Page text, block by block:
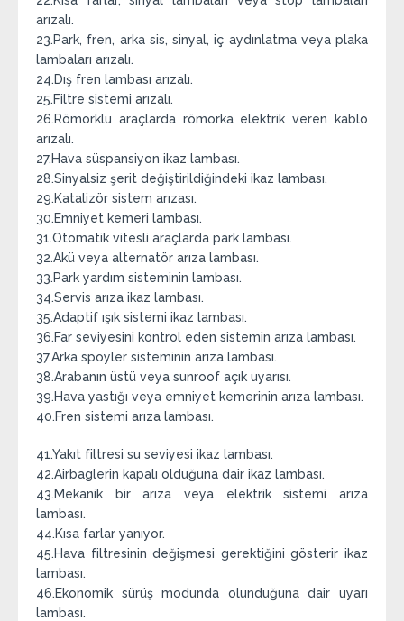
arızalı.
23.Park, fren, arka sis, sinyal, iç aydınlatma veya plaka
lambaları arızalı.
24.Dış fren lambası arızalı.
25.Filtre sistemi arızalı.
26.Römorklu araçlarda römorka elektrik veren kablo
arızalı.
27.Hava süspansiyon ikaz lambası.
28.Sinyalsiz şerit değiştirildiğindeki ikaz lambası.
29.Katalizör sistem arızası.
30.Emniyet kemeri lambası.
31.Otomatik vitesli araçlarda park lambası.
32.Akü veya alternatör arıza lambası.
33.Park yardım sisteminin lambası.
34.Servis arıza ikaz lambası.
35.Adaptif ışık sistemi ikaz lambası.
36.Far seviyesini kontrol eden sistemin arıza lambası.
37.Arka spoyler sisteminin arıza lambası.
38.Arabanın üstü veya sunroof açık uyarısı.
39.Hava yastığı veya emniyet kemerinin arıza lambası.
40.Fren sistemi arıza lambası.
41.Yakıt filtresi su seviyesi ikaz lambası.
42.Airbaglerin kapalı olduğuna dair ikaz lambası.
43.Mekanik bir arıza veya elektrik sistemi arıza
lambası.
44.Kısa farlar yanıyor.
45.Hava filtresinin değişmesi gerektiğini gösterir ikaz
lambası.
46.Ekonomik sürüş modunda olunduğuna dair uyarı
lambası.